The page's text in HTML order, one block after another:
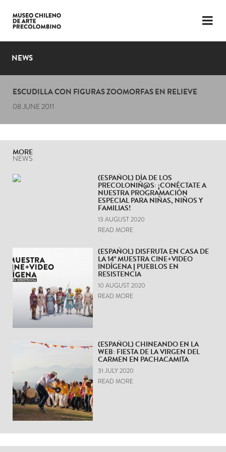
LANGUAGE
PLAN YOUR VISIT
EXHIBITIONS
THE MUSEUM
NEWS
NEWS
ESCUDILLA CON FIGURAS ZOOMORFAS EN RELIEVE
08 JUNE 2011
MORE
NEWS
(ESPAÑOL) DÍA DE LOS
PRECOLONIÑ@S: ¡CONÉCTATE A
NUESTRA PROGRAMACIÓN
ESPECIAL PARA NIÑAS, NIÑOS Y
FAMILIAS!
13 AUGUST 2020
READ MORE
(ESPAÑOL) DISFRUTA EN CASA DE
LA 14° MUESTRA CINE+VIDEO
INDÍGENA | PUEBLOS EN
RESISTENCIA
10 AUGUST 2020
READ MORE
(ESPAÑOL) CHINEANDO EN LA
WEB: FIESTA DE LA VIRGEN DEL
CARMEN EN PACHACAMITA
31 JULY 2020
READ MORE